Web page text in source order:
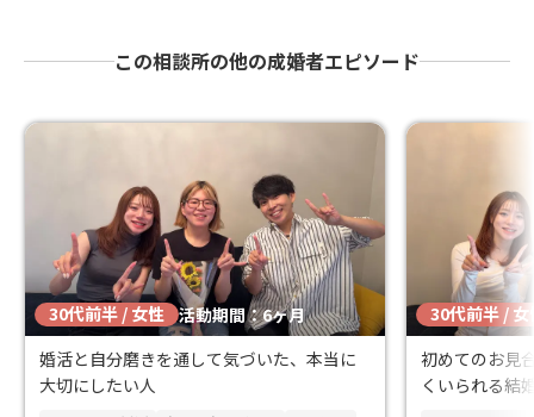
この相談所の他の成婚者エピソード
30代前半 / 女性 活動期間：6ヶ月
婚活と自分磨きを通して気づいた、本当に
大切にしたい人
30代前半 / 女
初めてのお見
くいられる結